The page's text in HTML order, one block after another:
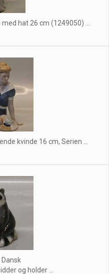
hat 26 cm (1249050) ...
kvinde 16 cm, Serien ...
Dansk
og holder ...